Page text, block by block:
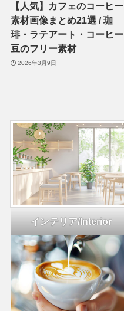
【人気】カフェのコーヒー
素材画像まとめ21選 / 珈
琲・ラテアート・コーヒー
豆のフリー素材
2026年3月9日
インテリア/Interior